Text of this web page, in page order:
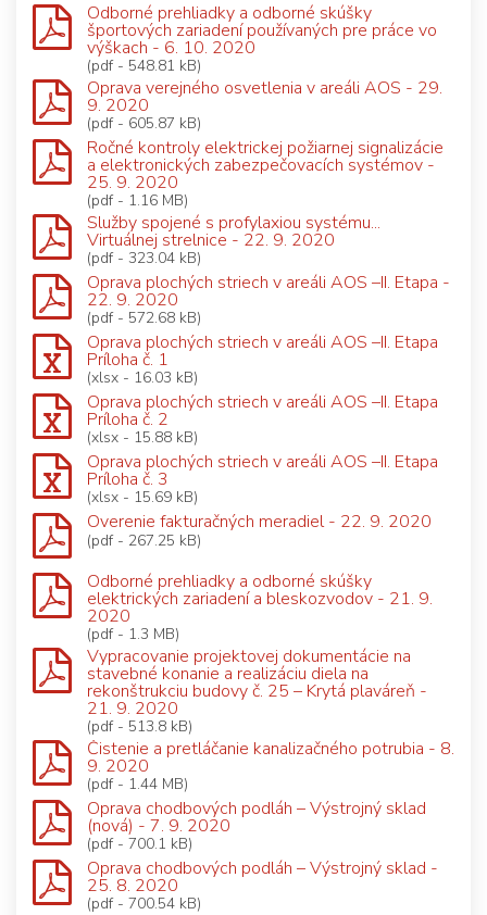
Odborné prehliadky a odborné skúšky
športových zariadení používaných pre práce vo
výškach - 6. 10. 2020
(pdf - 548.81 kB)
Oprava verejného osvetlenia v areáli AOS - 29.
9. 2020
(pdf - 605.87 kB)
Ročné kontroly elektrickej požiarnej signalizácie
a elektronických zabezpečovacích systémov -
25. 9. 2020
(pdf - 1.16 MB)
Služby spojené s profylaxiou systému...
Virtuálnej strelnice - 22. 9. 2020
(pdf - 323.04 kB)
Oprava plochých striech v areáli AOS –II. Etapa -
22. 9. 2020
(pdf - 572.68 kB)
Oprava plochých striech v areáli AOS –II. Etapa
Príloha č. 1
(xlsx - 16.03 kB)
Oprava plochých striech v areáli AOS –II. Etapa
Príloha č. 2
(xlsx - 15.88 kB)
Oprava plochých striech v areáli AOS –II. Etapa
Príloha č. 3
(xlsx - 15.69 kB)
Overenie fakturačných meradiel - 22. 9. 2020
(pdf - 267.25 kB)
Odborné prehliadky a odborné skúšky
elektrických zariadení a bleskozvodov - 21. 9.
2020
(pdf - 1.3 MB)
Vypracovanie projektovej dokumentácie na
stavebné konanie a realizáciu diela na
rekonštrukciu budovy č. 25 – Krytá plaváreň -
21. 9. 2020
(pdf - 513.8 kB)
Čistenie a pretláčanie kanalizačného potrubia - 8.
9. 2020
(pdf - 1.44 MB)
Oprava chodbových podláh – Výstrojný sklad
(nová) - 7. 9. 2020
(pdf - 700.1 kB)
Oprava chodbových podláh – Výstrojný sklad -
25. 8. 2020
(pdf - 700.54 kB)